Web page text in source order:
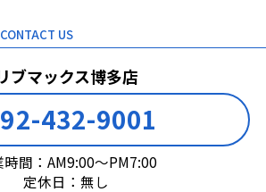
CONTACT US
ブマックス博多店
432-9001
時間：AM9:00～PM7:00
定休日：無し